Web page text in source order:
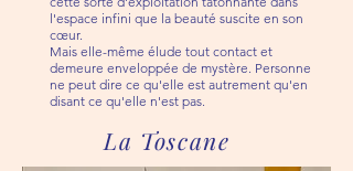
l'espace infini que la beauté suscite en son
cœur.
Mais elle-même élude tout contact et
demeure enveloppée de mystère. Personne
ne peut dire ce qu'elle est autrement qu'en
disant ce qu'elle n'est pas.
La Toscane